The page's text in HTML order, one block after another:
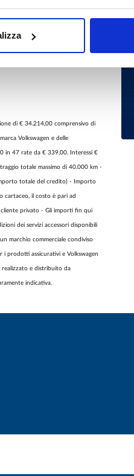
di € 34.214,00 comprensivo di
Volkswagen e delle
in 47 rate da € 339,00. Interessi €
totale massimo di 40.000 km -
totale del credito) - Importo
cartaceo, il costo è pari ad
privato - Gli importi fin qui
dei servizi accessori disponibili
marchio commerciale condiviso
i prodotti assicurativi e Volkswagen
realizzato e distribuito da
indicativa.